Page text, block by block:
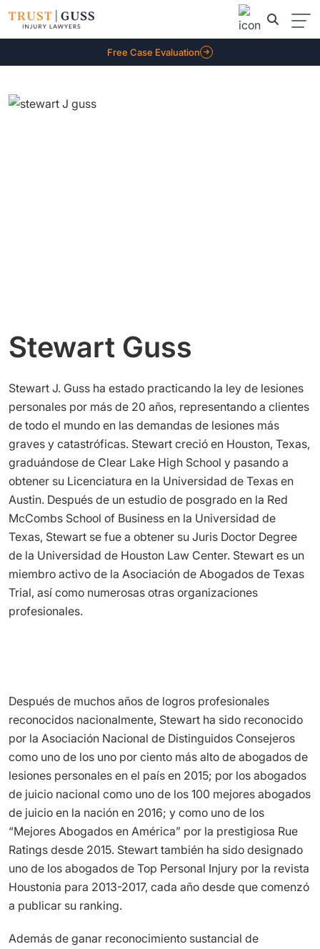
Free Case Evaluation
Stewart Guss
Stewart J. Guss ha estado practicando la ley de lesiones
personales por más de 20 años, representando a clientes
de todo el mundo en las demandas de lesiones más
graves y catastróficas. Stewart creció en Houston, Texas,
graduándose de Clear Lake High School y pasando a
obtener su Licenciatura en la Universidad de Texas en
Austin. Después de un estudio de posgrado en la Red
McCombs School of Business en la Universidad de
Texas, Stewart se fue a obtener su Juris Doctor Degree
de la Universidad de Houston Law Center. Stewart es un
miembro activo de la Asociación de Abogados de Texas
Trial, así como numerosas otras organizaciones
profesionales.
Después de muchos años de logros profesionales
reconocidos nacionalmente, Stewart ha sido reconocido
por la Asociación Nacional de Distinguidos Consejeros
como uno de los uno por ciento más alto de abogados de
lesiones personales en el país en 2015; por los abogados
de juicio nacional como uno de los 100 mejores abogados
de juicio en la nación en 2016; y como uno de los
“Mejores Abogados en América” por la prestigiosa Rue
Ratings desde 2015. Stewart también ha sido designado
uno de los abogados de Top Personal Injury por la revista
Houstonia para 2013-2017, cada año desde que comenzó
a publicar su ranking.
Además de ganar reconocimiento sustancial de